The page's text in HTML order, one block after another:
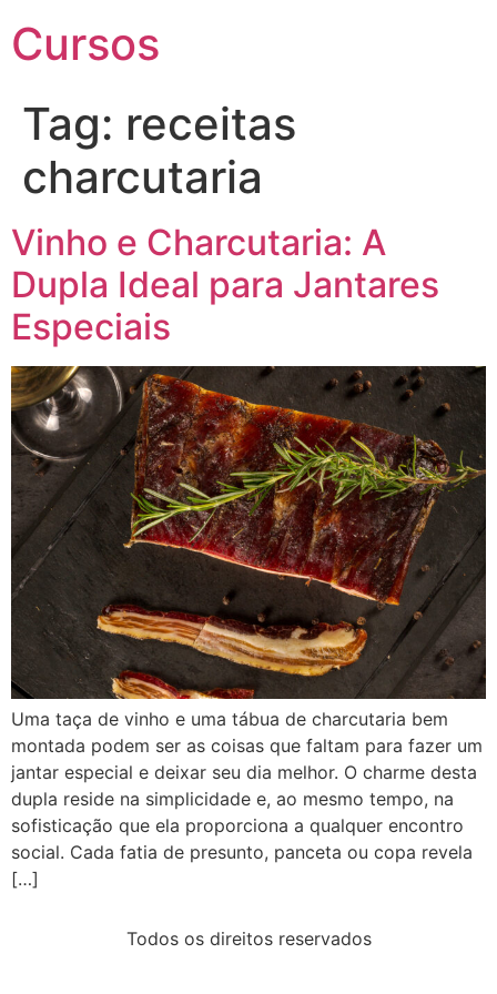
Cursos
Tag: receitas
charcutaria
Vinho e Charcutaria: A
Dupla Ideal para Jantares
Especiais
Uma taça de vinho e uma tábua de charcutaria bem
montada podem ser as coisas que faltam para fazer um
jantar especial e deixar seu dia melhor. O charme desta
dupla reside na simplicidade e, ao mesmo tempo, na
sofisticação que ela proporciona a qualquer encontro
social. Cada fatia de presunto, panceta ou copa revela
[…]
Todos os direitos reservados